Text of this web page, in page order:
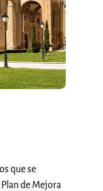
que se
de Mejora